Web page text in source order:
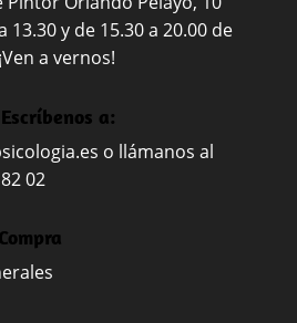
13.30 y de 15.30 a 20.00 de
a vernos!
a:
o llámanos al
02